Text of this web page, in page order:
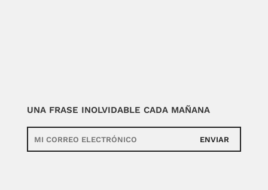
UNA FRASE INOLVIDABLE CADA MAÑANA
ENVIAR